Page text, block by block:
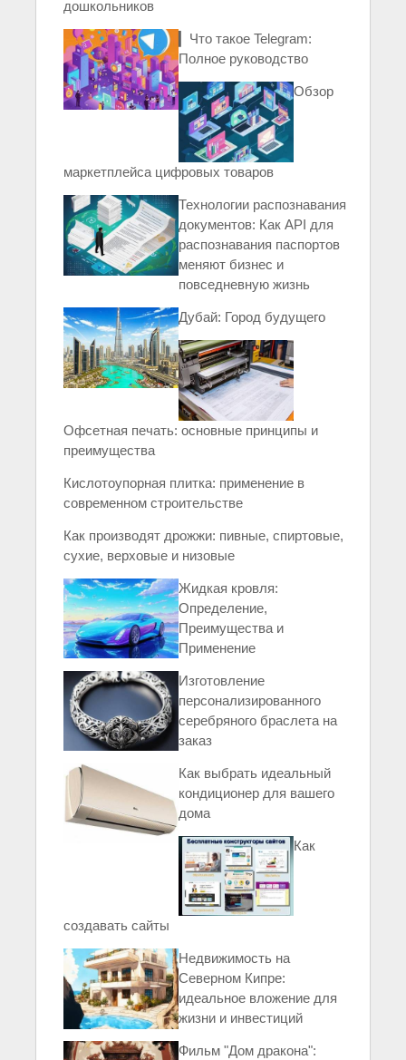
дошкольников
▎Что такое Telegram:
Полное руководство
Обзор
маркетплейса цифровых товаров
Технологии распознавания
документов: Как API для
распознавания паспортов
меняют бизнес и
повседневную жизнь
Дубай: Город будущего
Офсетная печать: основные принципы и
преимущества
Кислотоупорная плитка: применение в
современном строительстве
Как производят дрожжи: пивные, спиртовые,
сухие, верховые и низовые
Жидкая кровля:
Определение,
Преимущества и
Применение
Изготовление
персонализированного
серебряного браслета на
заказ
Как выбрать идеальный
кондиционер для вашего
дома
Как
создавать сайты
Недвижимость на
Северном Кипре:
идеальное вложение для
жизни и инвестиций
Фильм "Дом дракона":